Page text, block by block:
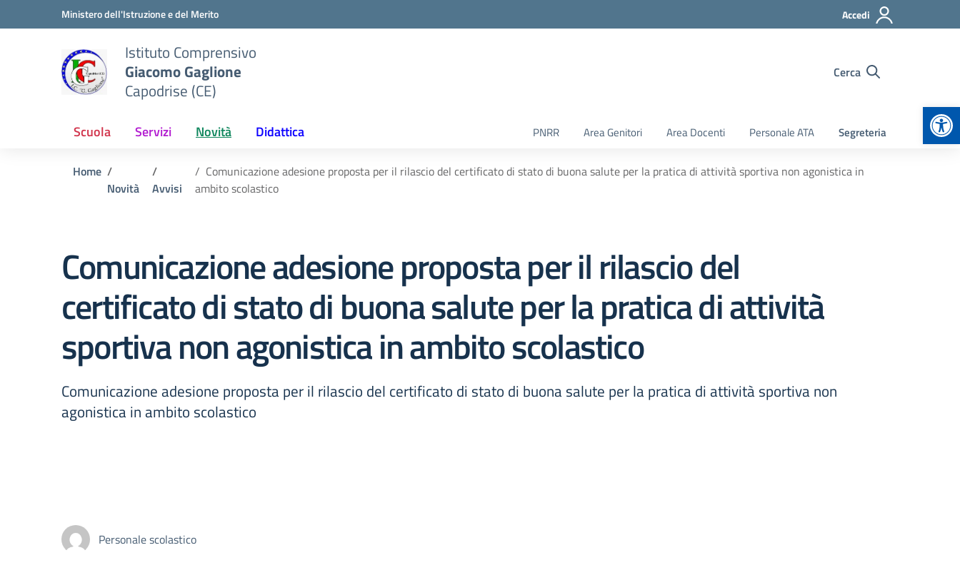
Vai ai contenuti
Vai al menu di navigazioneMinistero dell'Istruzione e del Merito Accedi
Istituto Comprensivo
Giacomo Gaglione
Capodrise (CE)
Cerca
Scuola Servizi Novità Didattica PNRR Area Genitori Area Docenti Personale ATA Segreteria
Home
Novità
Avvisi
Comunicazione adesione proposta per il rilascio del certificato di stato di buona salute per la pratica di attività sportiva non agonistica in
ambito scolastico
Comunicazione adesione proposta per il rilascio del
certificato di stato di buona salute per la pratica di attività
sportiva non agonistica in ambito scolastico
Comunicazione adesione proposta per il rilascio del certificato di stato di buona salute per la pratica di attività sportiva non
agonistica in ambito scolastico
Personale scolastico